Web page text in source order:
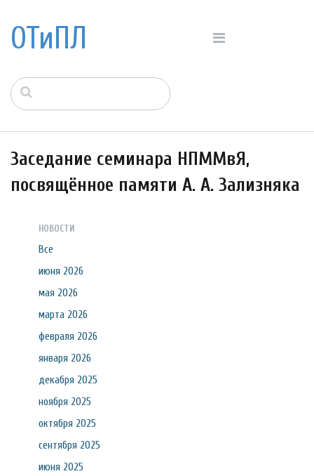
ОТиПЛ
Заседание семинара НПММвЯ,
посвящённое памяти А. А. Зализняка
НОВОСТИ
Все
июня 2026
мая 2026
марта 2026
февраля 2026
января 2026
декабря 2025
ноября 2025
октября 2025
сентября 2025
июня 2025